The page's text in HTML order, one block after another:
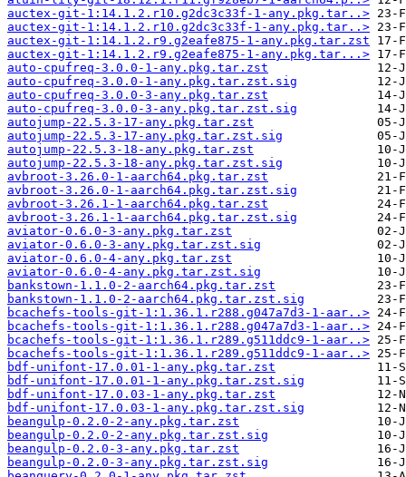
auctex-git-1:14.1.2.r10.g2dc3c33f-1-any.pkg.tar..>
auctex-git-1:14.1.2.r10.g2dc3c33f-1-any.pkg.tar..>
auctex-git-1:14.1.2.r9.g2eafe875-1-any.pkg.tar.zst
auctex-git-1:14.1.2.r9.g2eafe875-1-any.pkg.tar...>
auto-cpufreq-3.0.0-1-any.pkg.tar.zst
auto-cpufreq-3.0.0-1-any.pkg.tar.zst.sig
auto-cpufreq-3.0.0-3-any.pkg.tar.zst
auto-cpufreq-3.0.0-3-any.pkg.tar.zst.sig
autojump-22.5.3-17-any.pkg.tar.zst
autojump-22.5.3-17-any.pkg.tar.zst.sig
autojump-22.5.3-18-any.pkg.tar.zst
autojump-22.5.3-18-any.pkg.tar.zst.sig
avbroot-3.26.0-1-aarch64.pkg.tar.zst
avbroot-3.26.0-1-aarch64.pkg.tar.zst.sig
avbroot-3.26.1-1-aarch64.pkg.tar.zst
avbroot-3.26.1-1-aarch64.pkg.tar.zst.sig
aviator-0.6.0-3-any.pkg.tar.zst
aviator-0.6.0-3-any.pkg.tar.zst.sig
aviator-0.6.0-4-any.pkg.tar.zst
aviator-0.6.0-4-any.pkg.tar.zst.sig
bankstown-1.1.0-2-aarch64.pkg.tar.zst
bankstown-1.1.0-2-aarch64.pkg.tar.zst.sig
bcachefs-tools-git-1:1.36.1.r288.g047a7d3-1-aar..>
bcachefs-tools-git-1:1.36.1.r288.g047a7d3-1-aar..>
bcachefs-tools-git-1:1.36.1.r289.g511ddc9-1-aar..>
bcachefs-tools-git-1:1.36.1.r289.g511ddc9-1-aar..>
bdf-unifont-17.0.01-1-any.pkg.tar.zst
bdf-unifont-17.0.01-1-any.pkg.tar.zst.sig
bdf-unifont-17.0.03-1-any.pkg.tar.zst
bdf-unifont-17.0.03-1-any.pkg.tar.zst.sig
beangulp-0.2.0-2-any.pkg.tar.zst
beangulp-0.2.0-2-any.pkg.tar.zst.sig
beangulp-0.2.0-3-any.pkg.tar.zst
beangulp-0.2.0-3-any.pkg.tar.zst.sig